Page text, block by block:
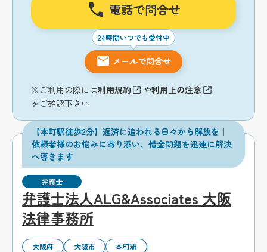
電話で問合せ
24時間いつでも受付中
メールで問合せ
※ご利用の際には利用規約 や利用上の注意
をご確認下さい
【本町駅徒歩2分】返済に追われる日々から解放を｜
依頼者様のお悩みに寄り添い、借金問題を迅速に解決
へ導きます
弁護士
弁護士法人ALG&Associates 大阪
法律事務所
大阪府 大阪市 本町駅